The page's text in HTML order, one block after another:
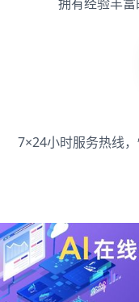
7×24小时服务热线